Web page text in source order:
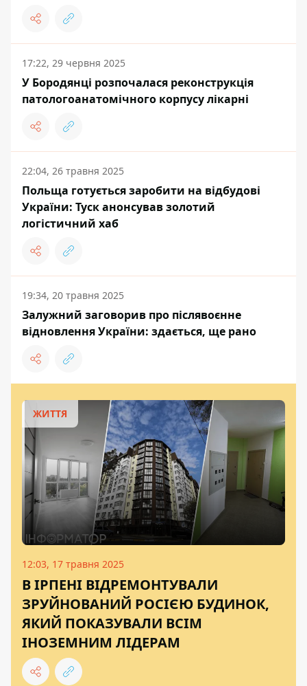
17:22, 29 червня 2025
У Бородянці розпочалася реконструкція
патологоанатомічного корпусу лікарні
22:04, 26 травня 2025
Польща готується заробити на відбудові
України: Туск анонсував золотий
логістичний хаб
19:34, 20 травня 2025
Залужний заговорив про післявоєнне
відновлення України: здається, ще рано
ЖИТТЯ
12:03, 17 травня 2025
В ІРПЕНІ ВІДРЕМОНТУВАЛИ
ЗРУЙНОВАНИЙ РОСІЄЮ БУДИНОК,
ЯКИЙ ПОКАЗУВАЛИ ВСІМ
ІНОЗЕМНИМ ЛІДЕРАМ